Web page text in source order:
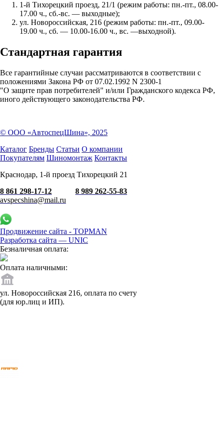
1-й Тихорецкий проезд, 21/1 (режим работы: пн.-пт., 08.00-
17.00 ч., сб.-вс. — выходные);
ул. Новороссийская, 216 (режим работы: пн.-пт., 09.00-
19.00 ч., сб. — 10.00-16.00 ч., вс. —выходной).
Стандартная гарантия
Все гарантийные случаи рассматриваются в соответствии с
положениями Закона РФ от 07.02.1992 N 2300-1
"О защите прав потребителей" и/или Гражданского кодекса РФ,
иного действующего законодательства РФ.
© ООО «АвтоспецШина», 2025
Каталог Бренды Статьи О компании
Покупателям Шиномонтаж Контакты
Краснодар, 1-й проезд Тихорецкий 21
8 861 298-17-12
8 989 262-55-83
avspecshina@mail.ru
Продвижение сайта - TOPMAN
Разработка сайта — UNIC
Безналичная оплата:
Оплата наличными:
ул. Новороссийская 216, оплата по счету
(для юр.лиц и ИП).